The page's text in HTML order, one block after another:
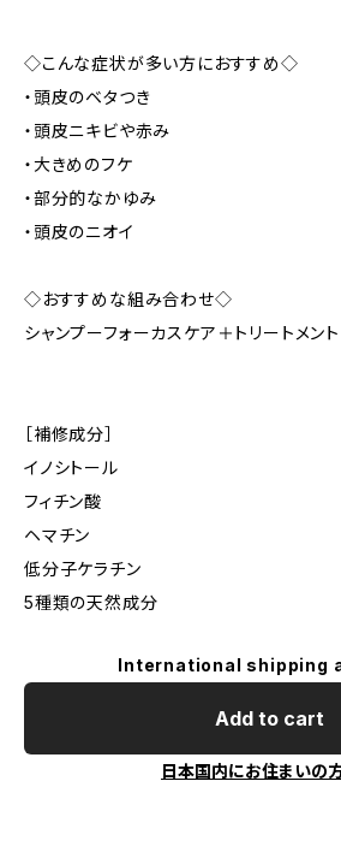
◇こんな症状が多い方におすすめ◇
・頭皮のベタつき
・頭皮ニキビや赤み
・大きめのフケ
・部分的なかゆみ
・頭皮のニオイ
◇おすすめな組み合わせ◇
シャンプーフォーカスケア＋トリートメン
［補修成分］
イノシトール
フィチン酸
ヘマチン
低分子ケラチン
5種類の天然成分
International shipping
Add to cart
日本国内にお住まいの